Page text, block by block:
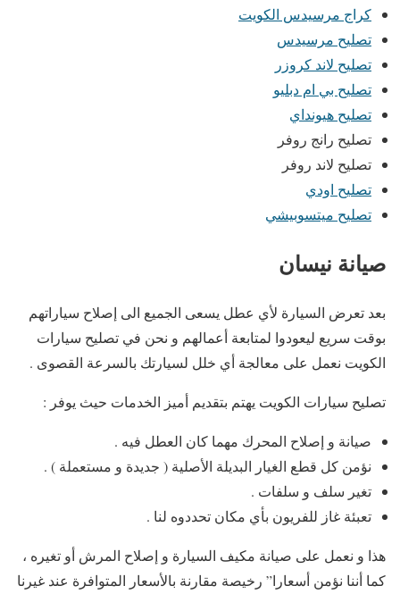
كراج مرسيدس الكويت
تصليح مرسيدس
تصليح لاند كروزر
تصليح بي ام دبليو
تصليح هيونداي
تصليح رانج روفر
تصليح لاند روفر
تصليح اودي
تصليح ميتسوبيشي
صيانة نيسان
بعد تعرض السيارة لأي عطل يسعى الجميع الى إصلاح سياراتهم
بوقت سريع ليعودوا لمتابعة أعمالهم و نحن في تصليح سيارات
الكويت نعمل على معالجة أي خلل لسيارتك بالسرعة القصوى .
تصليح سيارات الكويت يهتم بتقديم أميز الخدمات حيث يوفر :
صيانة و إصلاح المحرك مهما كان العطل فيه .
نؤمن كل قطع الغيار البديلة الأصلية ( جديدة و مستعملة ) .
تغير سلف و سلفات .
تعبئة غاز للفريون بأي مكان تحددوه لنا .
هذا و نعمل على صيانة مكيف السيارة و إصلاح المرش أو تغيره ،
كما أننا نؤمن أسعارا” رخيصة مقارنة بالأسعار المتوافرة عند غيرنا